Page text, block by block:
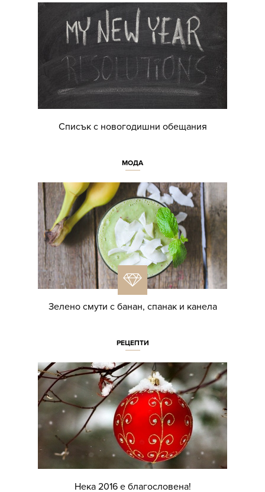
Списък с новогодишни обещания
МОДА
Зелено смути с банан, спанак и канела
РЕЦЕПТИ
Нека 2016 е благословена!